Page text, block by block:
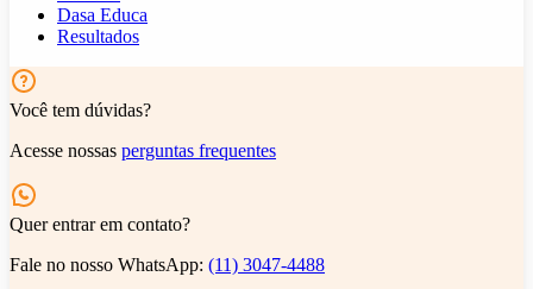
Dasa Educa
Resultados
Você tem dúvidas?
Acesse nossas perguntas frequentes
Quer entrar em contato?
Fale no nosso WhatsApp: (11) 3047-4488